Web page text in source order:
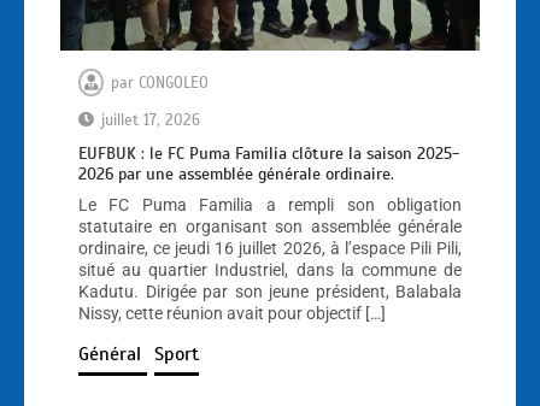
par CONGOLEO
juillet 17, 2026
EUFBUK : le FC Puma Familia clôture la saison 2025-
2026 par une assemblée générale ordinaire.
Le FC Puma Familia a rempli son obligation
statutaire en organisant son assemblée générale
ordinaire, ce jeudi 16 juillet 2026, à l’espace Pili Pili,
situé au quartier Industriel, dans la commune de
Kadutu. Dirigée par son jeune président, Balabala
Nissy, cette réunion avait pour objectif […]
Général Sport